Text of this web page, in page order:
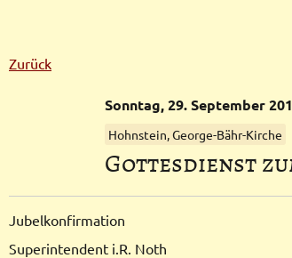
Zurück
Sonntag,29.September
Hohnstein, George-Bähr-Kirche
Gottesdienst
Jubelkonfirmation
Superintendent i.R. Noth